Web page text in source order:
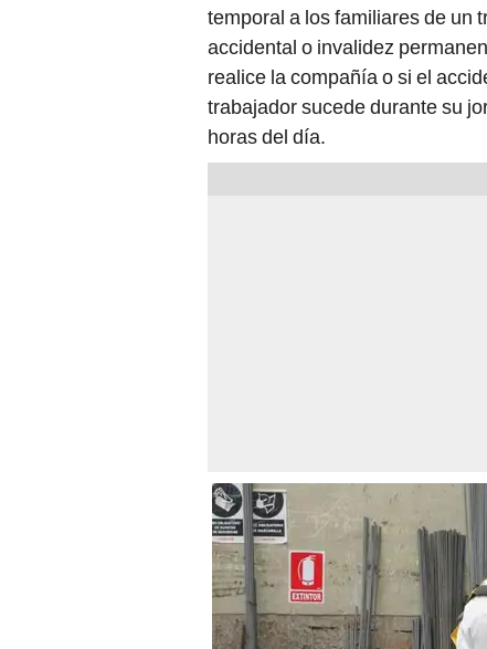
temporal a los familiares de un
accidental o invalidez
realice la compañía o si el
trabajador sucede durante su
horas del día.